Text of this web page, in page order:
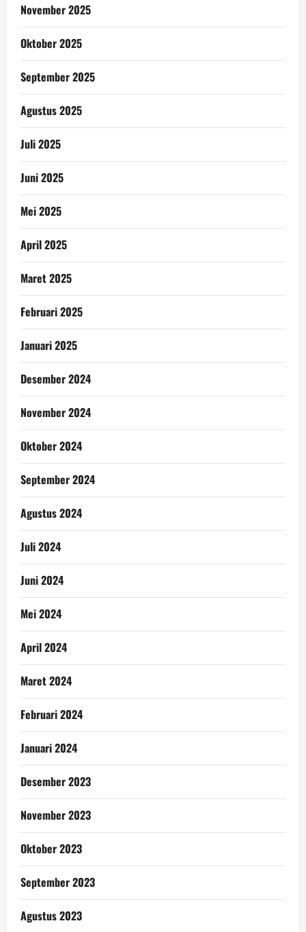
November 2025
Oktober 2025
September 2025
Agustus 2025
Juli 2025
Juni 2025
Mei 2025
April 2025
Maret 2025
Februari 2025
Januari 2025
Desember 2024
November 2024
Oktober 2024
September 2024
Agustus 2024
Juli 2024
Juni 2024
Mei 2024
April 2024
Maret 2024
Februari 2024
Januari 2024
Desember 2023
November 2023
Oktober 2023
September 2023
Agustus 2023